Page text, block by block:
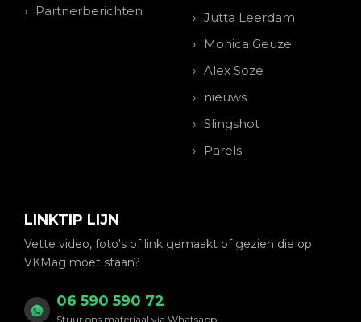
Partnerberichten
Jutta Leerdam
Monica Geuze
Alex Soze
nieuws
Slingshot
Parels
LINKTIP LIJN
Vette video, foto's of link gemaakt of gezien die op
VKMag moet staan?
06 590 590 72
Stuur ons materiaal via Whatsapp